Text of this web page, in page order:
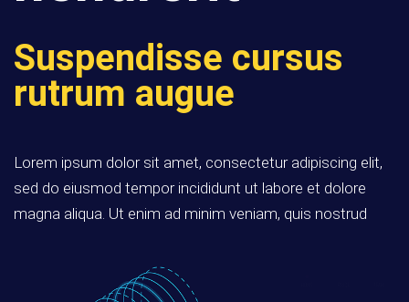
Suspendisse cursus
rutrum augue
Lorem ipsum dolor sit amet, consectetur adipiscing elit,
sed do eiusmod tempor incididunt ut labore et dolore
magna aliqua. Ut enim ad minim veniam, quis nostrud